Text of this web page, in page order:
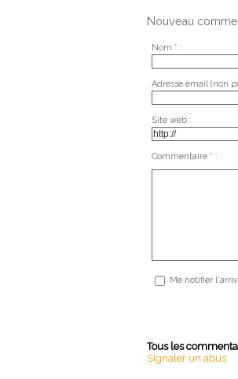
Nouveau
Nom * :
Adresse email (non
Site web :
Commentaire * :
Me notifier
Tous les
Signaler un abus